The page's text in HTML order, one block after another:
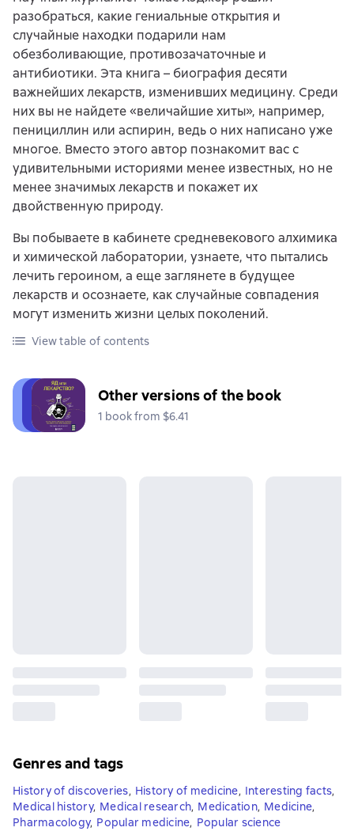
разобраться, какие гениальные открытия и
случайные находки подарили нам
обезболивающие, противозачаточные и
антибиотики. Эта книга – биография десяти
важнейших лекарств, изменивших медицину. Среди
них вы не найдете «величайшие хиты», например,
пенициллин или аспирин, ведь о них написано уже
многое. Вместо этого автор познакомит вас с
удивительными историями менее известных, но не
менее значимых лекарств и покажет их
двойственную природу.
Вы побываете в кабинете средневекового алхимика
и химической лаборатории, узнаете, что пытались
лечить героином, а еще заглянете в будущее
лекарств и осознаете, как случайные совпадения
могут изменить жизни целых поколений.
View table of contents
Other versions of the book
1 book from $6.41
Genres and tags
History of discoveries, History of medicine, Interesting facts,
Medical history, Medical research, Medication, Medicine,
Pharmacology, Popular medicine, Popular science